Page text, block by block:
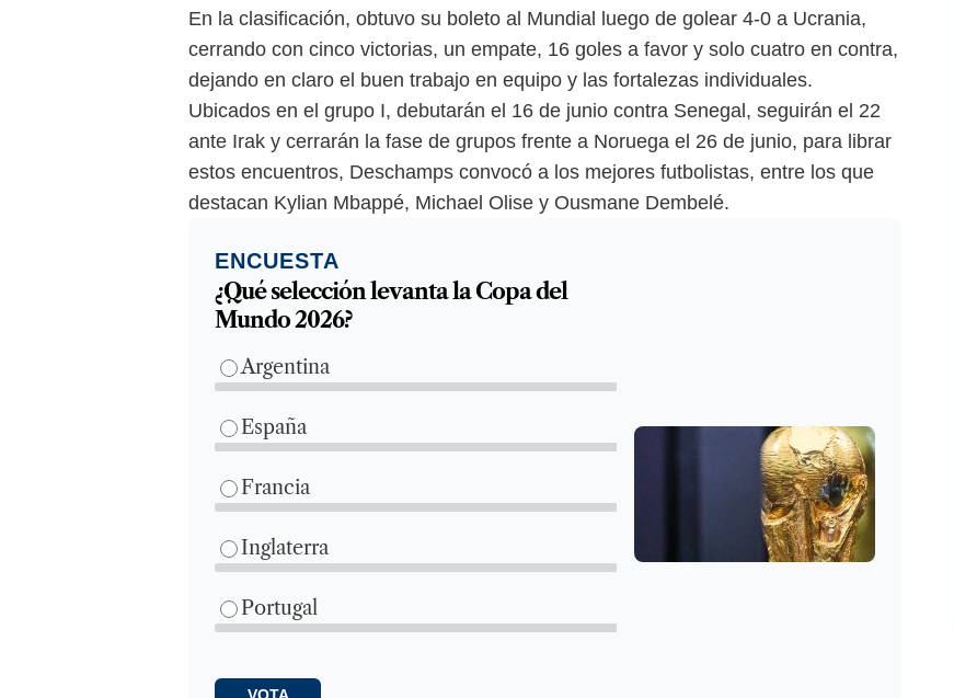
En la clasificación, obtuvo su boleto al Mundial luego de golear 4-0 a Ucrania,
cerrando con cinco victorias, un empate, 16 goles a favor y solo cuatro en contra,
dejando en claro el buen trabajo en equipo y las fortalezas individuales.
Ubicados en el grupo I, debutarán el 16 de junio contra Senegal, seguirán el 22
ante Irak y cerrarán la fase de grupos frente a Noruega el 26 de junio, para librar
estos encuentros, Deschamps convocó a los mejores futbolistas, entre los que
destacan Kylian Mbappé, Michael Olise y Ousmane Dembelé.
ENCUESTA
¿Qué selección levanta la Copa del
Mundo 2026?
Argentina
España
Francia
Inglaterra
Portugal